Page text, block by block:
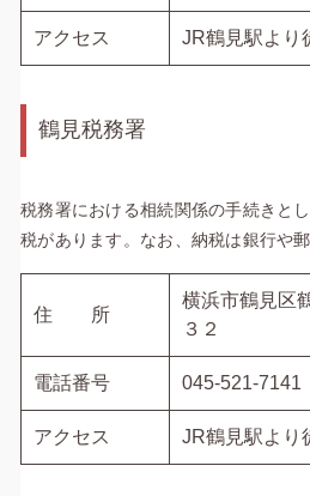
アクセス JR鶴見駅より
鶴見税務署
税務署における相続関係の手続きと
税があります。なお、納税は銀行や
住 所
横浜市鶴見区
３２
電話番号 045-521-7141
アクセス JR鶴見駅より